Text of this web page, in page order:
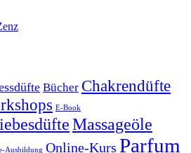
Bücher Chakrendüfte
E-Book
Massageöle
Ausbildung Online-Kurs Parfum